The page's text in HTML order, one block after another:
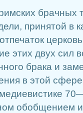
брачных
принятой в
этих двух сил
брака и
в этой
обобщением